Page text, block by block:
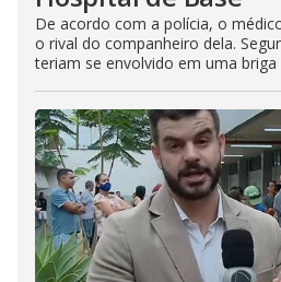
De acordo com a polícia, o
o rival do companheiro dela.
teriam se envolvido em uma